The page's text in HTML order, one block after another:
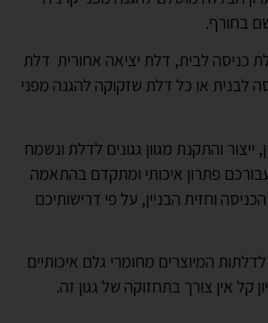
בחורף.
כניסה לבית, דלת יציאה אחורית דלת
לבנית או כל דלת שזקוקה להגנה מפני
ייצור והתקנת מגוון גגונים לדלת ונשמח
פתרון איכותי ומתקדם בהתאמה
וחזית הבניין, על פי דרישותיכם
לדלתות המיוצרים מחומרי גלם איכותיים
קל אין צורך בתחזוקה של גגון זה.